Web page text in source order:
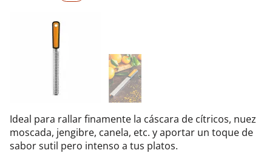
Ideal para rallar finamente la cáscara de cítricos, nuez
moscada, jengibre, canela, etc. y aportar un toque de
sabor sutil pero intenso a tus platos.